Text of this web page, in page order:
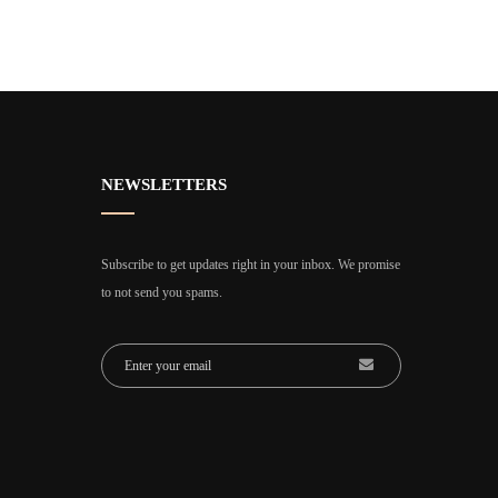
NEWSLETTERS
Subscribe to get updates right in your inbox. We promise
to not send you spams.